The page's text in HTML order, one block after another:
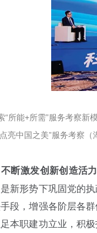
“所能+所需”服务考察
亮中国之美”服务考察
断激发创新创造活
新形势下巩固党的
段，增强各阶层各
本职建功立业，积